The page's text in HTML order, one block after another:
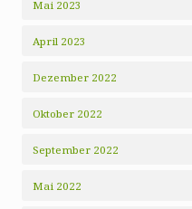
Mai 2023
April 2023
Dezember 2022
Oktober 2022
September 2022
Mai 2022